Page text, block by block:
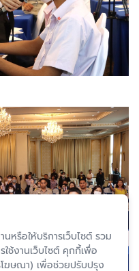
หรือให้บริการเว็บไซต์ รวม
ช้งานเว็บไซต์ คุกกี้เพื่อ
โฆษณา) เพื่อช่วยปรับปรุง